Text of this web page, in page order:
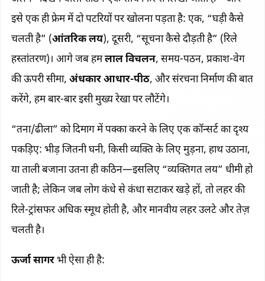
इसे एक ही फ्रेम में दो पटरियों पर खोलना पड़ता है: एक, “घड़ी कैसे
चलती है” (आंतरिक लय), दूसरी, “सूचना कैसे दौड़ती है” (रिले
हस्तांतरण)। आगे जब हमलाल विचलन, समय-पठन, प्रकाश-वेग
की ऊपरी सीमा, अंधकार आधार-पीठ, और संरचना निर्माण की बात
करेंगे, हम बार-बार इसी मुख्य रेखा पर लौटेंगे।
“तना/ढीला” को दिमाग में पक्का करने के लिए एक कॉन्सर्ट का दृश्य
पकड़िए: भीड़ जितनी घनी, किसी व्यक्ति के लिए मुड़ना, हाथ उठाना,
या ताली बजाना उतना ही कठिन—इसलिए “व्यक्तिगत लय” धीमी हो
जाती है; लेकिन जब लोग कंधे से कंधा सटाकर खड़े हों, तो लहर की
रिले-ट्रांसफर अधिक स्मूथ होती है, और मानवीय लहर उलटे और तेज़
चलती है।
ऊर्जा सागरभी ऐसा ही है: